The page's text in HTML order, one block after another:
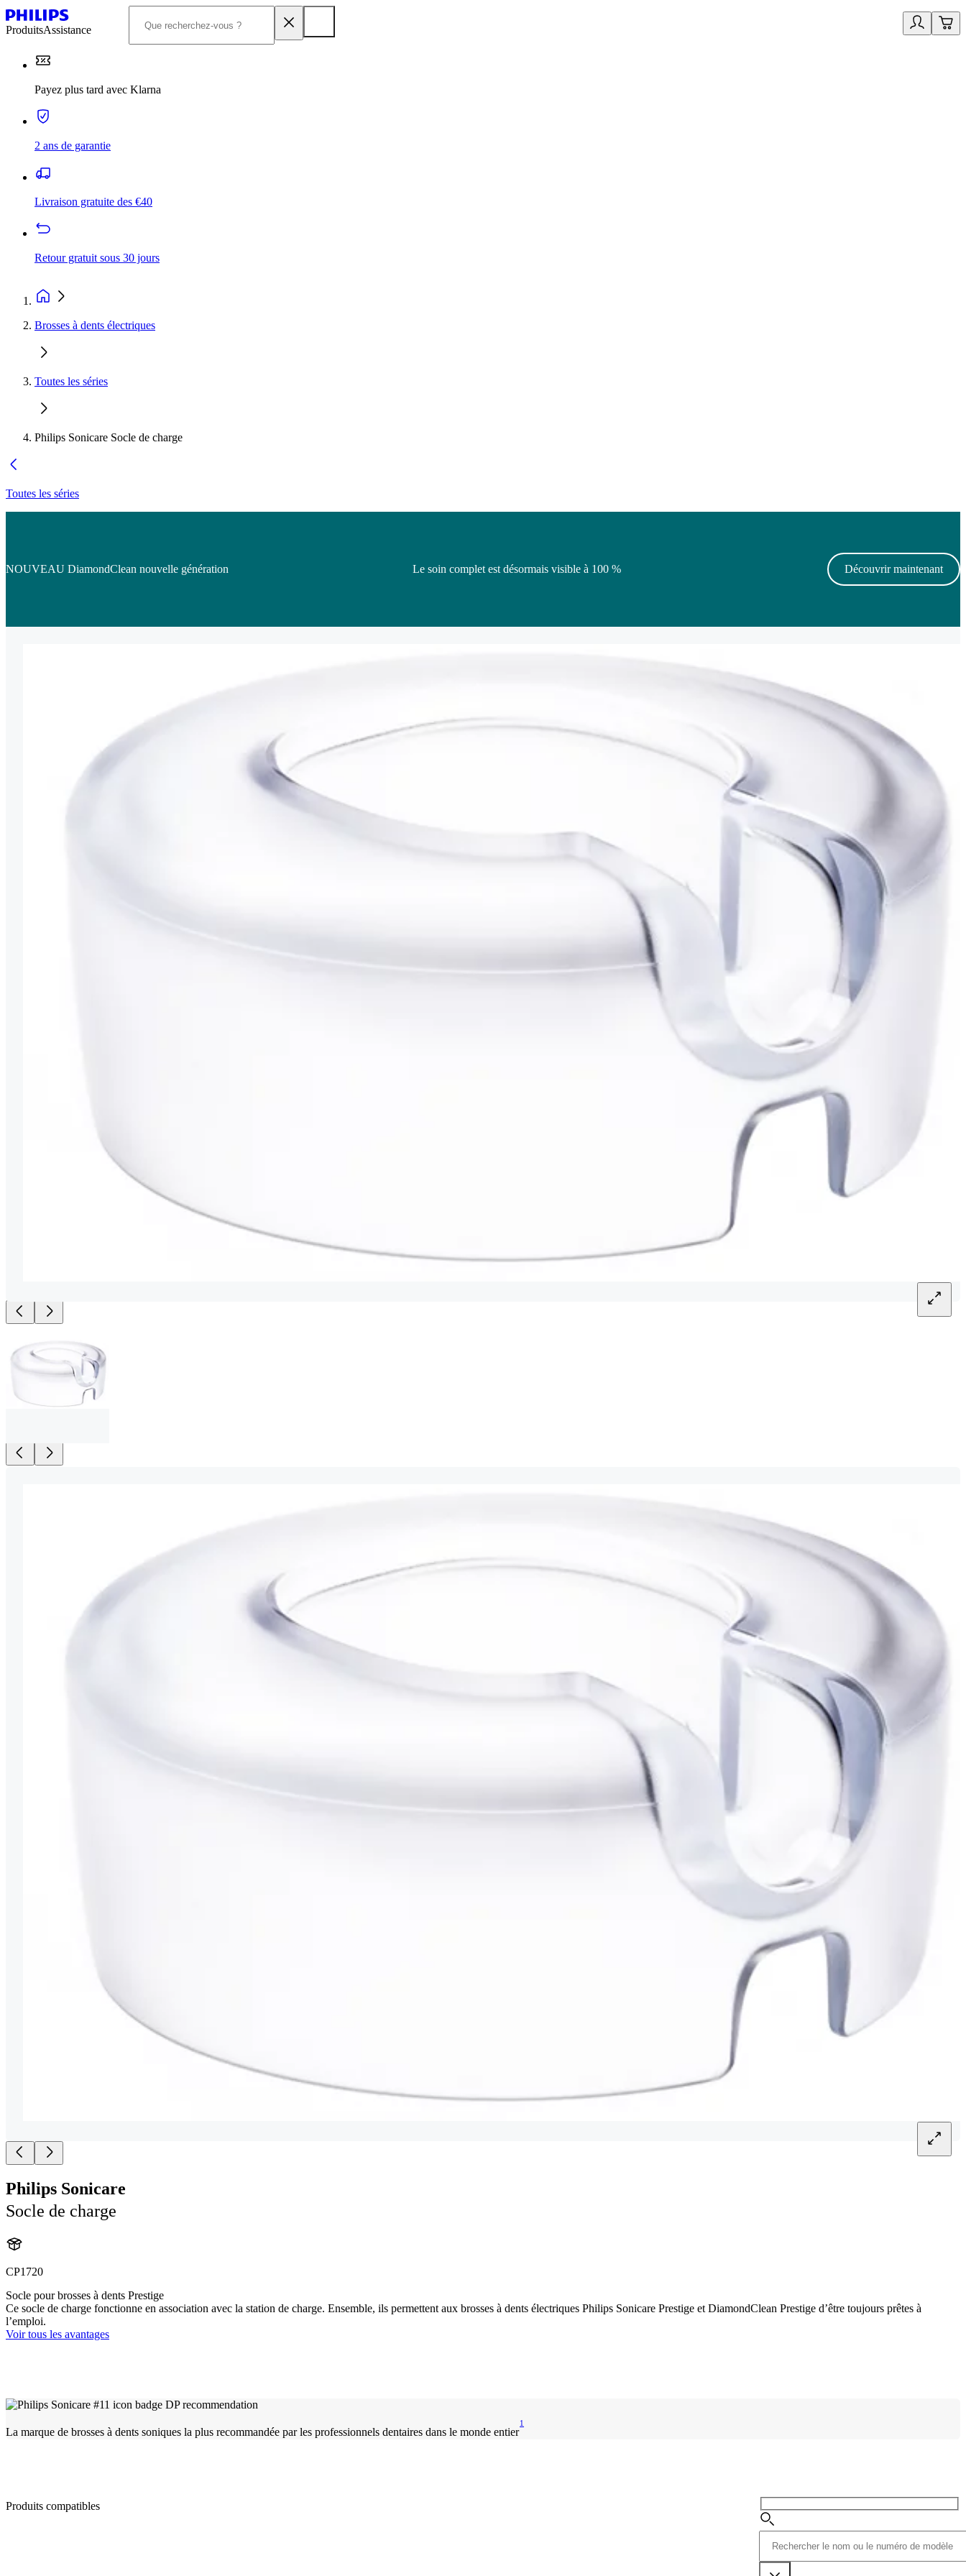
ProduitsAssistance
Payez plus tard avec Klarna
2 ans de garantie
Livraison gratuite des €40
Retour gratuit sous 30 jours
Brosses à dents électriques
Toutes les séries
Philips Sonicare Socle de charge
Toutes les séries
NOUVEAU DiamondClean nouvelle génération Le soin complet est désormais visible à 100 % Découvrir maintenant
Philips Sonicare
Socle de charge
CP1720
Socle pour brosses à dents Prestige
Ce socle de charge fonctionne en association avec la station de charge. Ensemble, ils permettent aux brosses à dents électriques Philips Sonicare Prestige et DiamondClean Prestige d’être toujours prêtes à
l’emploi.
Voir tous les avantages
La marque de brosses à dents soniques la plus recommandée par les professionnels dentaires dans le monde entier
1
Produits compatibles